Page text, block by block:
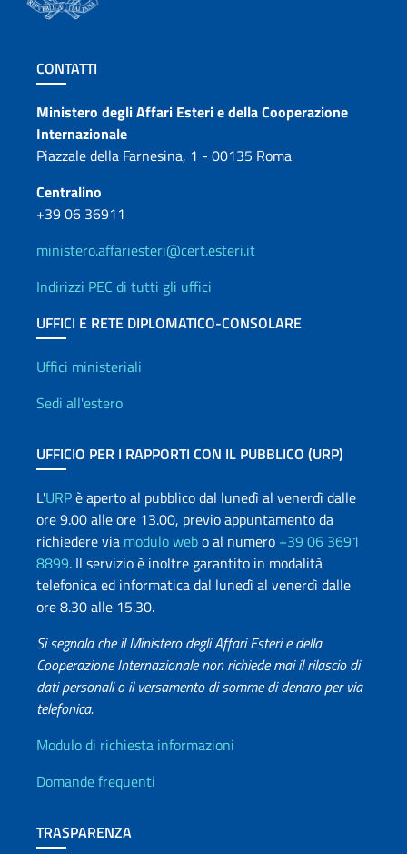
Sezione footer
CONTATTI
Contatti
Ministero degli Affari Esteri e della Cooperazione
Internazionale
Piazzale della Farnesina, 1 - 00135 Roma
Centralino
+39 06 36911
ministero.affariesteri@cert.esteri.it
Indirizzi PEC di tutti gli uffici
UFFICI E RETE DIPLOMATICO-CONSOLARE
Uffici e Rete diplomatica
Uffici ministeriali
Sedi all'estero
UFFICIO PER I RAPPORTI CON IL PUBBLICO (URP)
L'URPè aperto al pubblico dal lunedì al venerdì dalle
ore 9.00 alle ore 13.00, previo appuntamento da
richiedere via modulo webo al numero +39 06 3691
8899. Il servizio è inoltre garantito in modalità
telefonica ed informatica dal lunedì al venerdì dalle
ore 8.30 alle 15.30.
Si segnala che il Ministero degli Affari Esteri e della
Cooperazione Internazionale non richiede mai il rilascio di
dati personali o il versamento di somme di denaro per via
telefonica.
Info utili
Modulo di richiesta informazioni
Domande frequenti
TRASPARENZA